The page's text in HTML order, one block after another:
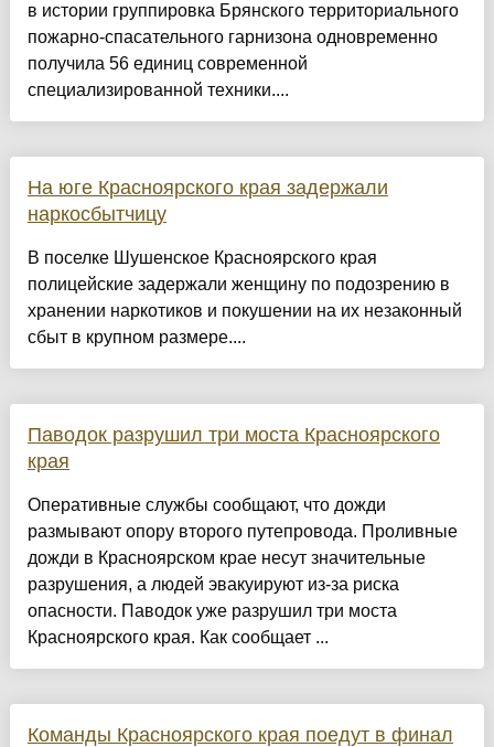
в истории группировка Брянского территориального
пожарно-спасательного гарнизона одновременно
получила 56 единиц современной
специализированной техники....
На юге Красноярского края задержали
наркосбытчицу
В поселке Шушенское Красноярского края
полицейские задержали женщину по подозрению в
хранении наркотиков и покушении на их незаконный
сбыт в крупном размере....
Паводок разрушил три моста Красноярского
края
Оперативные службы сообщают, что дожди
размывают опору второго путепровода. Проливные
дожди в Красноярском крае несут значительные
разрушения, а людей эвакуируют из-за риска
опасности. Паводок уже разрушил три моста
Красноярского края. Как сообщает ...
Команды Красноярского края поедут в финал